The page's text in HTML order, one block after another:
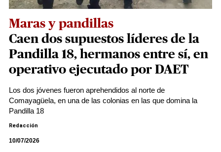
Maras y pandillas
Caen dos supuestos líderes de la
Pandilla 18, hermanos entre sí, en
operativo ejecutado por DAET
Los dos jóvenes fueron aprehendidos al norte de
Comayagüela, en una de las colonias en las que domina la
Pandilla 18
Redacción
10/07/2026